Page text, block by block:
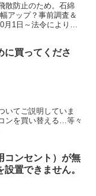
散防止のため。石綿
アップ？事前調査＆
1日～法令により建
に買ってくださ
いてご説明していま
ンを買い替える…等々
コンセント）が無
置できません。